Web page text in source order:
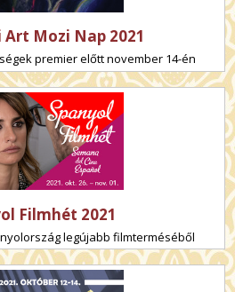
Art Mozi Nap 2021
premier előtt november 14-én
Filmhét 2021
legújabb filmterméséből